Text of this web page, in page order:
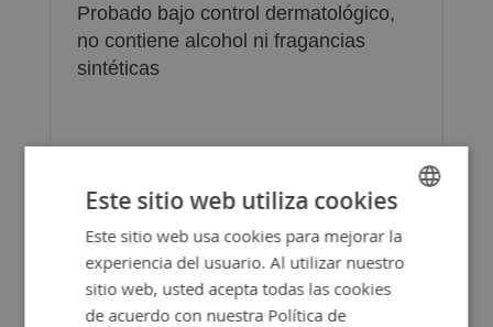
Probado bajo control dermatológico,
no contiene alcohol ni fragancias
sintéticas
Más Información SPANISH
ENGLISH
Este sitio web utiliza cookies
Este sitio web usa cookies para mejorar la
experiencia del usuario. Al utilizar nuestro
sitio web, usted acepta todas las cookies
de acuerdo con nuestra Política de